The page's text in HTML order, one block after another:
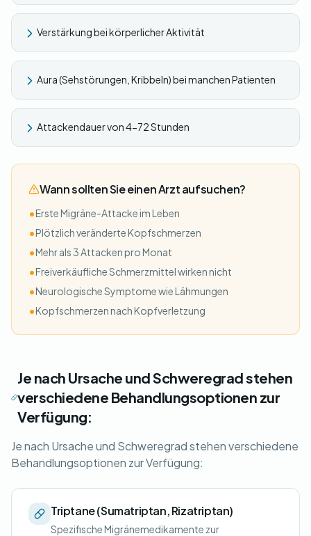
Verstärkung bei körperlicher Aktivität
Aura (Sehstörungen, Kribbeln) bei manchen Patienten
Attackendauer von 4-72 Stunden
Wann sollten Sie einen Arzt aufsuchen?
•Erste Migräne-Attacke im Leben
•Plötzlich veränderte Kopfschmerzen
•Mehr als 3 Attacken pro Monat
•Freiverkäufliche Schmerzmittel wirken nicht
•Neurologische Symptome wie Lähmungen
•Kopfschmerzen nach Kopfverletzung
Je nach Ursache und Schweregrad stehen
verschiedene Behandlungsoptionen zur
Verfügung:
Je nach Ursache und Schweregrad stehen verschiedene
Behandlungsoptionen zur Verfügung:
Triptane (Sumatriptan, Rizatriptan)
Spezifische Migränemedikamente zur